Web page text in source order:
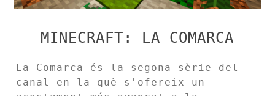
MINECRAFT: LA COMARCA
La Comarca és la segona sèrie del
canal en la què s'ofereix un